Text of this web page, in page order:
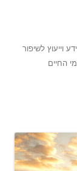
וייעוץ לשיפור
החיים